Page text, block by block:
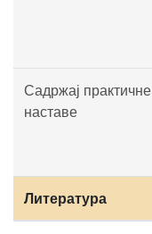
Садржај практичне
наставе
Литература